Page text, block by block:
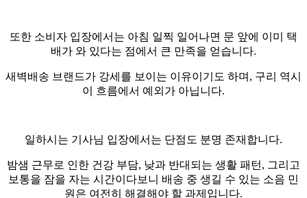
또한 소비자 입장에서는 아침 일찍 일어나면 문 앞에 이미 택
배가 와 있다는 점에서 큰 만족을 얻습니다.
새벽배송 브랜드가 강세를 보이는 이유이기도 하며, 구리 역시
이 흐름에서 예외가 아닙니다.
일하시는 기사님 입장에서는 단점도 분명 존재합니다.
밤샘 근무로 인한 건강 부담, 낮과 반대되는 생활 패턴, 그리고
보통을 잠을 자는 시간이다보니 배송 중 생길 수 있는 소음 민
원은 여전히 해결해야 할 과제입니다.